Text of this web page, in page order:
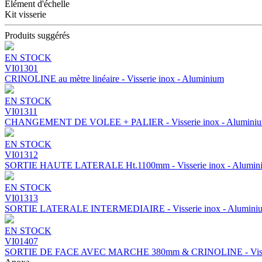
Élément d'échelle
Kit visserie
Produits suggérés
EN STOCK
VI01301
CRINOLINE au mètre linéaire - Visserie inox - Aluminium
EN STOCK
VI01311
CHANGEMENT DE VOLEE + PALIER - Visserie inox -
EN STOCK
VI01312
SORTIE HAUTE LATERALE Ht.1100mm - Visserie inox -
EN STOCK
VI01313
SORTIE LATERALE INTERMEDIAIRE - Visserie inox -
EN STOCK
VI01407
SORTIE DE FACE AVEC MARCHE 380mm & CRINOLINE -